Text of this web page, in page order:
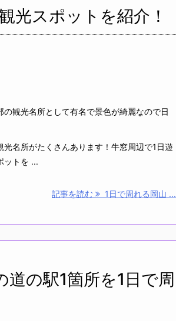
光スポットを紹介！
観光名所として有名で景色が綺麗なので日
名所がたくさんあります！牛窓周辺で1日遊
ットを ...
記事を読む 1日で周れる岡山 ...
の駅1箇所を1日で周